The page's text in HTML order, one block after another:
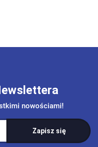
nowościami!